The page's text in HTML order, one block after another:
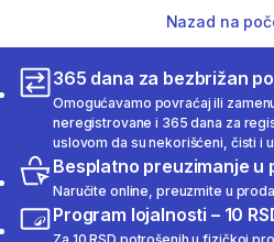
Nazad na
365 dana za bezbrižan
Omogućavamo povraćaj ili
neregistrovane i 365 dana za
uslovom da su nekorišćeni, čisti i
Besplatno preuzimanje u
Naručite online, preuzmite u
Program lojalnosti – 10